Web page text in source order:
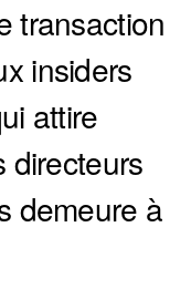
transaction
insiders
attire
directeurs
demeure à